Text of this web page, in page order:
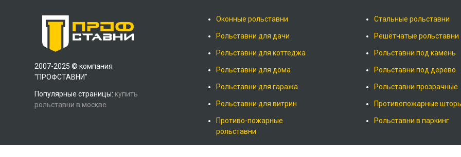
2007-2025 © компания
"ПРОФСТАВНИ"
Популярные страницы: купить
рольставни в москве
Оконные рольставни
Рольставни для дачи
Рольставни для коттеджа
Рольставни для дома
Рольставни для гаража
Рольставни для витрин
Противо-пожарные
рольставни
Стальные рольставни
Решётчатые рольставни
Рольставни под камень
Рольставни под дерево
Рольставни прозрачные
Противопожарные
Рольставни в паркинг